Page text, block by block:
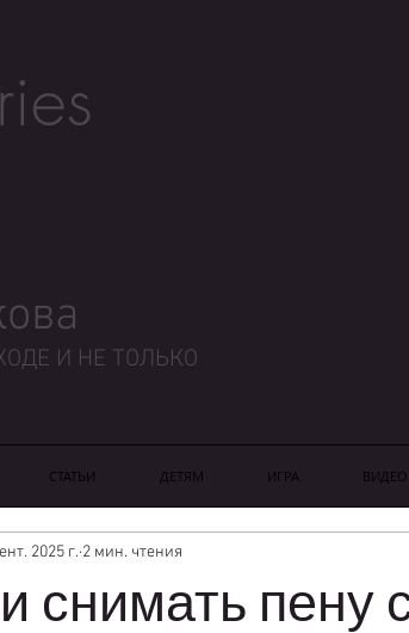
И НЕ ТОЛЬКО
СТАТЬИ ДЕТЯМ ИГРА ВИДЕО
снимать пену
2025 г. 2 мин. чтения